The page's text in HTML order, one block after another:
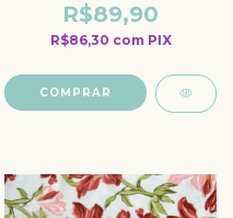
R$89,90
R$86,30 com PIX
COMPRAR